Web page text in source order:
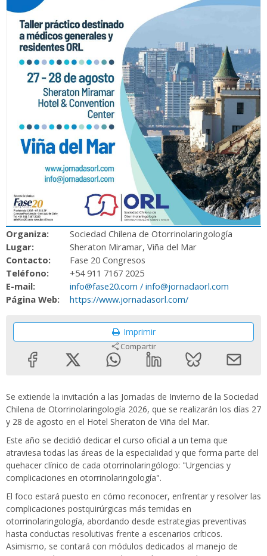
Organiza:
Sociedad Chilena de Otorrinolaringología
Lugar:
Sheraton Miramar, Viña del Mar
Contacto:
Fase 20 Congresos
Teléfono:
+54 911 7167 2025
E-mail:
info@fase20.com / info@jornadaorl.com
Página Web:
https://www.jornadasorl.com/
Imprimir
Compartir
Se extiende la invitación a las Jornadas de Invierno de la Sociedad
Chilena de Otorrinolaringología 2026, que se realizarán los días 27
y 28 de agosto en el Hotel Sheraton de Viña del Mar.
Este año se decidió dedicar el curso oficial a un tema que
atraviesa todas las áreas de la especialidad y que forma parte del
quehacer clínico de cada otorrinolaringólogo: "Urgencias y
complicaciones en otorrinolaringología".
El foco estará puesto en cómo reconocer, enfrentar y resolver las
complicaciones postquirúrgicas más temidas en
otorrinolaringología, abordando desde estrategias preventivas
hasta conductas resolutivas frente a escenarios críticos.
Asimismo, se contará con módulos dedicados al manejo de